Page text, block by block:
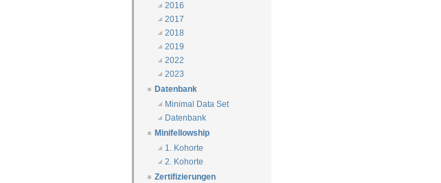
2016
2017
2018
2019
2022
2023
Datenbank
Minimal Data Set
Datenbank
Minifellowship
1. Kohorte
2. Kohorte
Zertifizierungen